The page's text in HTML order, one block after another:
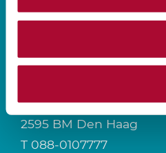
CONTACT
Prinses Beatrixlaan 544
2595 BM Den Haag
T 088-0107777